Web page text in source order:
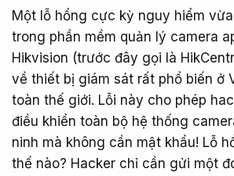
Một lỗ hổng cực kỳ nguy hiểm
trong phần mềm quản lý camera
Hikvision (trước đây gọi là
về thiết bị giám sát rất phổ biến ở
toàn thế giới. Lỗi này cho phép
điều khiển toàn bộ hệ thống
ninh mà không cần mật khẩu! Lỗ
thế nào? Hacker chỉ cần gửi một